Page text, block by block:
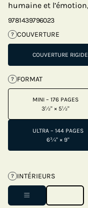
humaine et
9781439796023
? COUVERTURE
COUVERTURE RIGIDE
? FORMAT
MINI – 176 PAGES
3½" × 5½"
ULTRA – 144 PAGES
6¾" × 9"
? INTÉRIEURS